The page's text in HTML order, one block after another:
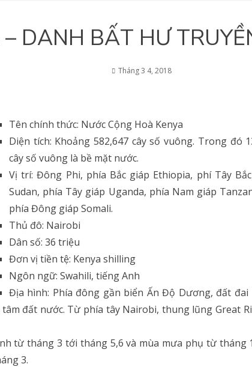
– DANH BẤT HƯ
Tháng 3 4, 2018
Tên chính thức: Nước Cộng Hoà Kenya
Diện tích: Khoảng 582,647 cây số vuông. Trong đó
cây số vuông là bề mặt nước.
Vị trí: Đông Phi, phía Bắc giáp Ethiopia, phí Tây
Sudan, phía Tây giáp Uganda, phía Nam giáp
phía Đông giáp Somali.
Thủ đô: Nairobi
Dân số: 36 triệu
Đơn vị tiền tệ: Kenya shilling
Ngôn ngữ: Swahili, tiếng Anh
Địa hình: Phía đông gần biển Ấn Độ Dương, đất đai
đất nước. Từ phía tây Nairobi, thung lũng Great
từ tháng 3 tới tháng 5,6 và mùa mưa phụ từ tháng
3.